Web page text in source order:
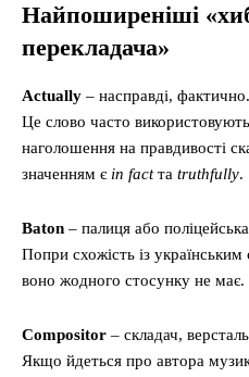
Найпоширеніші
перекладача»
Actually – насправді, фактично.
Це слово часто
наголошення на правдивості
значенням є in factта truthfully.
Baton – палиця або
Попри схожість із
воно жодного стосунку не має.
Compositor – складач,
Якщо йдеться про автора